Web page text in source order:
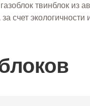
твинблок из
счет экологичности